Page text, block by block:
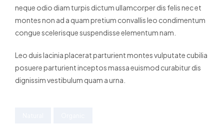
neque odio diam turpis dictum ullamcorper dis felis nec et
montes non ad a quam pretium convallis leo condimentum
congue scelerisque suspendisse elementum nam.
Leo duis lacinia placerat parturient montes vulputate cubilia
posuere parturient inceptos massa euismod curabitur dis
dignissim vestibulum quam a urna.